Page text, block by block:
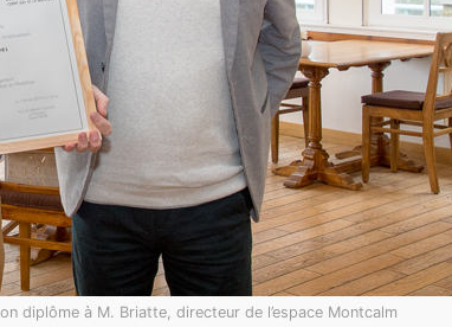
diplôme à M. Briatte, directeur de l’espace Montcalm